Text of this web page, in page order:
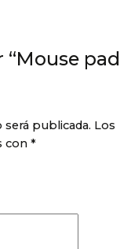
“Mouse pad
publicada. Los
con *